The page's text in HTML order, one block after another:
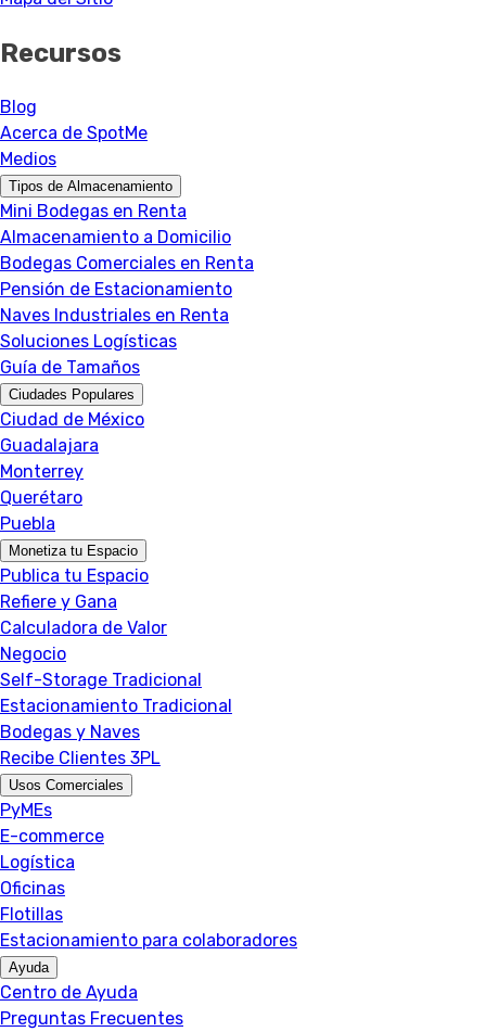
Recursos
Blog
Acerca de SpotMe
Medios
Tipos de Almacenamiento
Mini Bodegas en Renta
Almacenamiento a Domicilio
Bodegas Comerciales en Renta
Pensión de Estacionamiento
Naves Industriales en Renta
Soluciones Logísticas
Guía de Tamaños
Ciudades Populares
Ciudad de México
Guadalajara
Monterrey
Querétaro
Puebla
Monetiza tu Espacio
Publica tu Espacio
Refiere y Gana
Calculadora de Valor
Negocio
Self-Storage Tradicional
Estacionamiento Tradicional
Bodegas y Naves
Recibe Clientes 3PL
Usos Comerciales
PyMEs
E-commerce
Logística
Oficinas
Flotillas
Estacionamiento para colaboradores
Ayuda
Centro de Ayuda
Preguntas Frecuentes